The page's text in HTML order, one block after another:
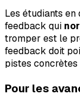
Les étudiants
feedback qui
tromper est le
feedback doit
pistes concrètes
Pour les